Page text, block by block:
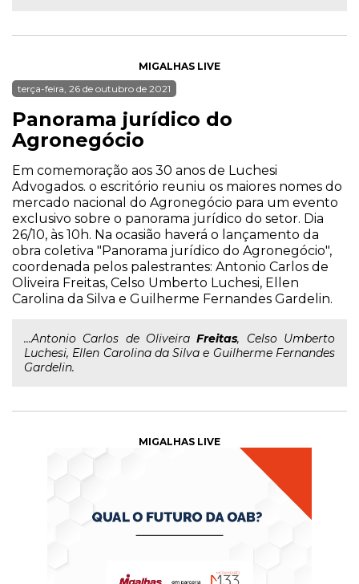
MIGALHAS LIVE
terça-feira, 26 de outubro de 2021
Panorama jurídico do
Agronegócio
Em comemoração aos 30 anos de Luchesi
Advogados. o escritório reuniu os maiores nomes do
mercado nacional do Agronegócio para um evento
exclusivo sobre o panorama jurídico do setor. Dia
26/10, às 10h. Na ocasião haverá o lançamento da
obra coletiva "Panorama jurídico do Agronegócio",
coordenada pelos palestrantes: Antonio Carlos de
Oliveira Freitas, Celso Umberto Luchesi, Ellen
Carolina da Silva e Guilherme Fernandes Gardelin.
...Antonio Carlos de OliveiraFreitas, Celso Umberto
Luchesi, Ellen Carolina da Silva e Guilherme Fernandes
Gardelin.
MIGALHAS LIVE